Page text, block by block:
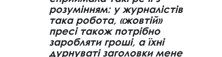
розумінням: у журналістів
така робота, «жовтій»
пресі також потрібно
заробляти гроші, а їхні
дурнуваті заголовки мене